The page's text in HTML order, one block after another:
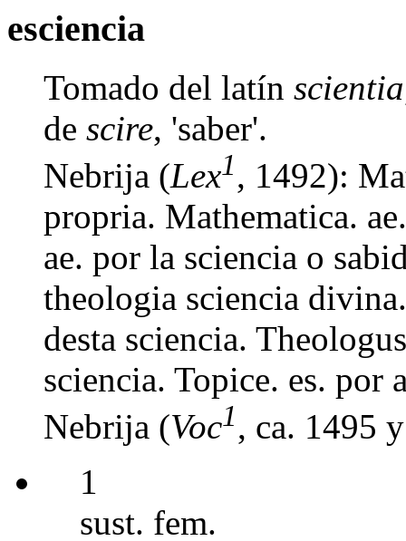
esciencia
Tomado del latín scientia
de scire, 'saber'.
Nebrija (Lex1, 1492):
propria. Mathematica.
ae. por la sciencia o
theologia sciencia
desta sciencia.
sciencia. Topice. es. por
Nebrija (Voc1, ca. 1495
1
sust. fem.